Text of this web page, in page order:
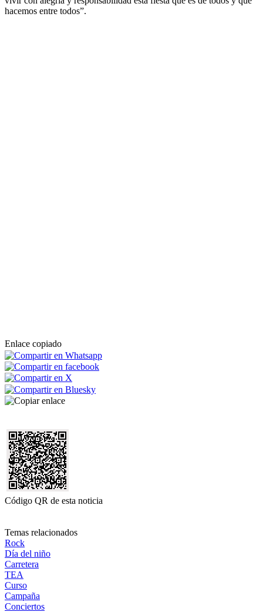
hacemos entre todos”.
Enlace copiado
Código QR de esta noticia
Temas relacionados
Rock
Día del niño
Carretera
TEA
Curso
Campaña
Conciertos